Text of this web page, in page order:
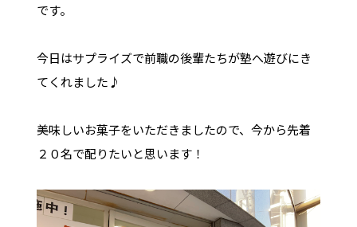
です。
今日はサプライズで前職の後輩たちが塾へ遊びにき
てくれました♪
美味しいお菓子をいただきましたので、今から先着
２０名で配りたいと思います！